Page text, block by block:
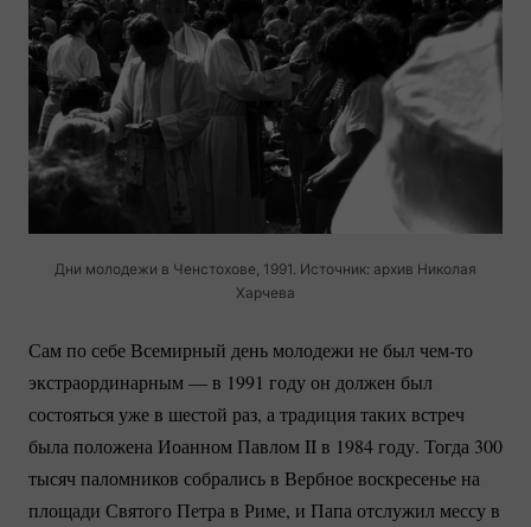
Дни молодежи в Ченстохове, 1991. Источник: архив Николая
Харчева
Сам по себе Всемирный день молодежи не был чем-то
экстраординарным — в 1991 году он должен был
состояться уже в шестой раз, а традиция таких встреч
была положена Иоанном Павлом II в 1984 году. Тогда 300
тысяч паломников собрались в Вербное воскресенье на
площади Святого Петра в Риме, и Папа отслужил мессу в